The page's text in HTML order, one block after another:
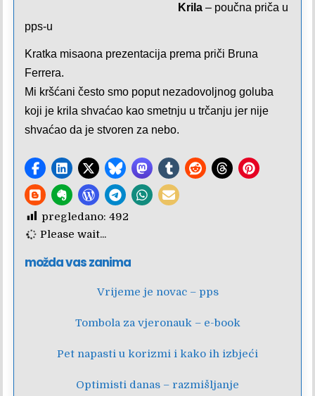
Krila – poučna priča u
pps-u
Kratka misaona prezentacija prema priči Bruna
Ferrera.
Mi kršćani često smo poput nezadovoljnog goluba
koji je krila shvaćao kao smetnju u trčanju jer nije
shvaćao da je stvoren za nebo.
pregledano: 492
Please wait...
možda vas zanima
Vrijeme je novac – pps
Tombola za vjeronauk – e-book
Pet napasti u korizmi i kako ih izbjeći
Optimisti danas – razmišljanje